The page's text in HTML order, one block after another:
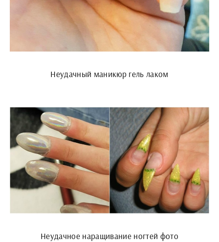
Неудачный маникюр гель лаком
Неудачное наращивание ногтей фото